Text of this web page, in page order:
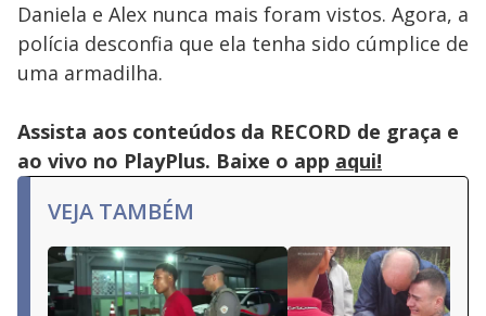
Daniela e Alex nunca mais foram vistos. Agora, a
polícia desconfia que ela tenha sido cúmplice de
uma armadilha.
Assista aos conteúdos da RECORD de graça e
ao vivo no PlayPlus. Baixe o app aqui!
VEJA TAMBÉM